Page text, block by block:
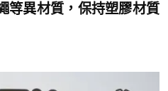
等異材質，保持塑膠材質